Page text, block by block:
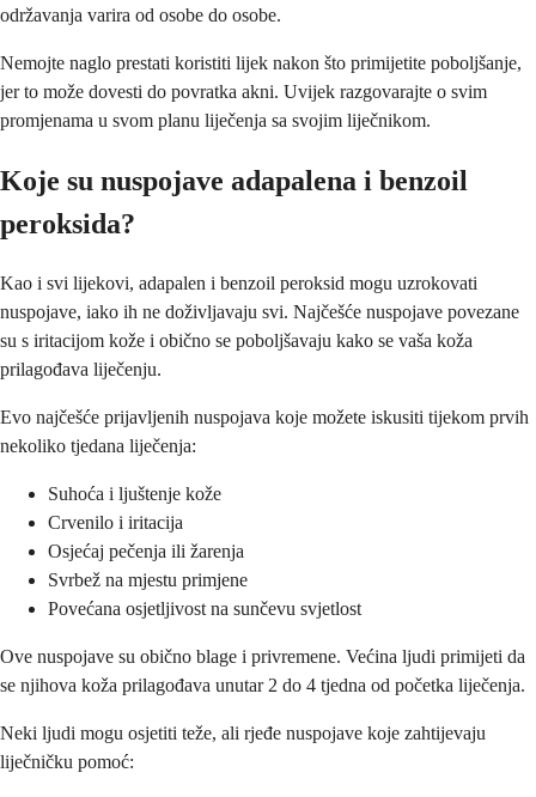
održavanja varira od osobe do osobe.
Nemojte naglo prestati koristiti lijek nakon što primijetite poboljšanje,
jer to može dovesti do povratka akni. Uvijek razgovarajte o svim
promjenama u svom planu liječenja sa svojim liječnikom.
Koje su nuspojave adapalena i benzoil
peroksida?
Kao i svi lijekovi, adapalen i benzoil peroksid mogu uzrokovati
nuspojave, iako ih ne doživljavaju svi. Najčešće nuspojave povezane
su s iritacijom kože i obično se poboljšavaju kako se vaša koža
prilagođava liječenju.
Evo najčešće prijavljenih nuspojava koje možete iskusiti tijekom prvih
nekoliko tjedana liječenja:
Suhoća i ljuštenje kože
Crvenilo i iritacija
Osjećaj pečenja ili žarenja
Svrbež na mjestu primjene
Povećana osjetljivost na sunčevu svjetlost
Ove nuspojave su obično blage i privremene. Većina ljudi primijeti da
se njihova koža prilagođava unutar 2 do 4 tjedna od početka liječenja.
Neki ljudi mogu osjetiti teže, ali rjeđe nuspojave koje zahtijevaju
liječničku pomoć: